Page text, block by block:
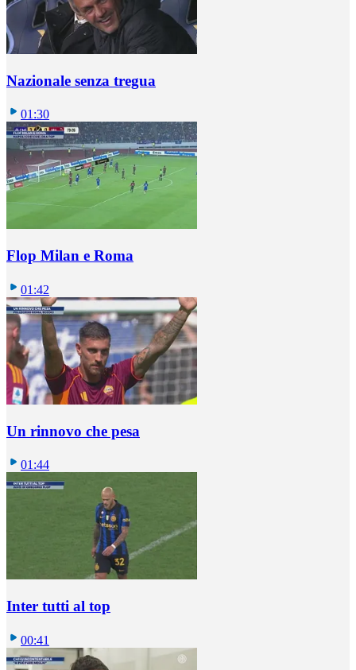
Nazionale senza tregua
01:30
Flop Milan e Roma
01:42
Un rinnovo che pesa
01:44
Inter tutti al top
00:41